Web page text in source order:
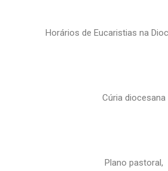
Horários de Eucaristias na
Cúria diocesana
Plano pastoral,